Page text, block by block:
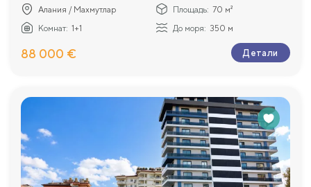
Алания / Махмутлар Площадь: 70 м²
Комнат: 1+1 До моря: 350 м
88 000 € Детали